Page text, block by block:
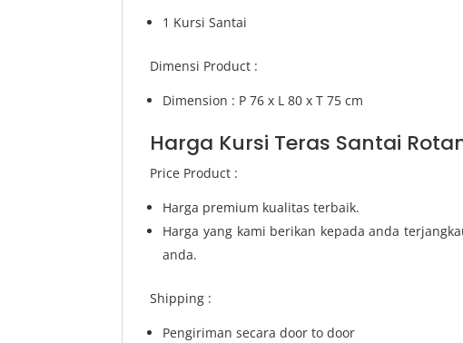
1 Kursi Santai
Dimensi Product :
Dimension : P 76 x L 80 x T 75 cm
Harga Kursi Teras Santai
Price Product :
Harga premium kualitas terbaik.
Harga yang kami berikan kepada anda
anda.
Shipping :
Pengiriman secara door to door